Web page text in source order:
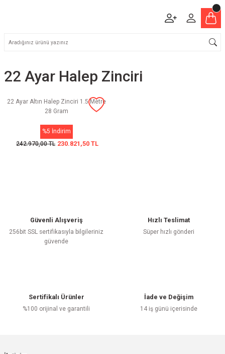
22 Ayar Halep Zinciri
22 Ayar Altın Halep Zinciri 1.5 Metre
28 Gram
%5 İndirim
242.970,00 TL 230.821,50 TL
Güvenli Alışveriş
256bit SSL sertifikasıyla bilgileriniz
güvende
Hızlı Teslimat
Süper hızlı gönderi
Sertifikalı Ürünler
%100 orijinal ve garantili
İade ve Değişim
14 iş günü içerisinde